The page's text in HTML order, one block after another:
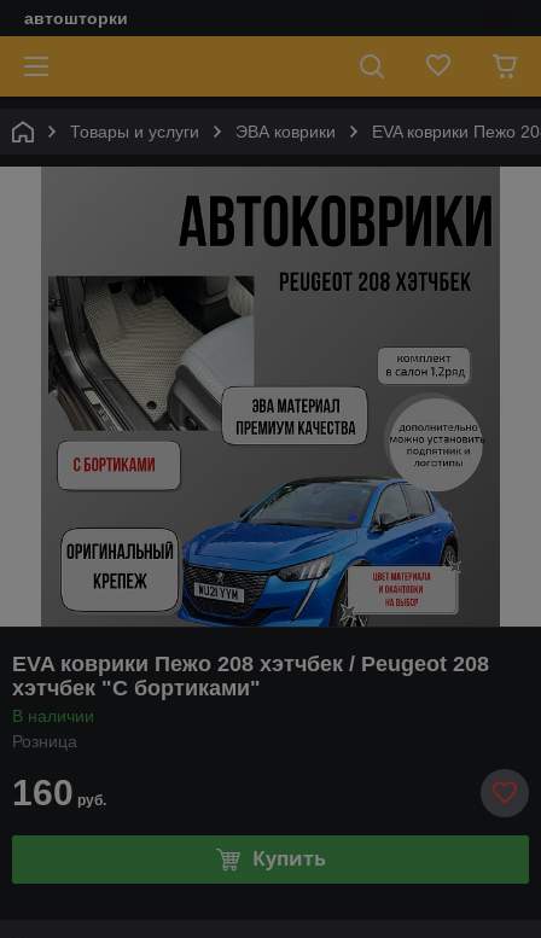
автошторки
Товары и услуги ЭВА коврики EVA коврики Пежо
EVA коврики Пежо 208 хэтчбек / Peugeot 208
хэтчбек "С бортиками"
В наличии
Розница
160 руб.
Купить